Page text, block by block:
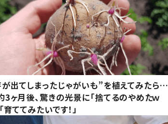
出てしまったじゃがいも”を植えてみたら…
ヶ月後、驚きの光景に「捨てるのやめたｗ
育ててみたいです！」